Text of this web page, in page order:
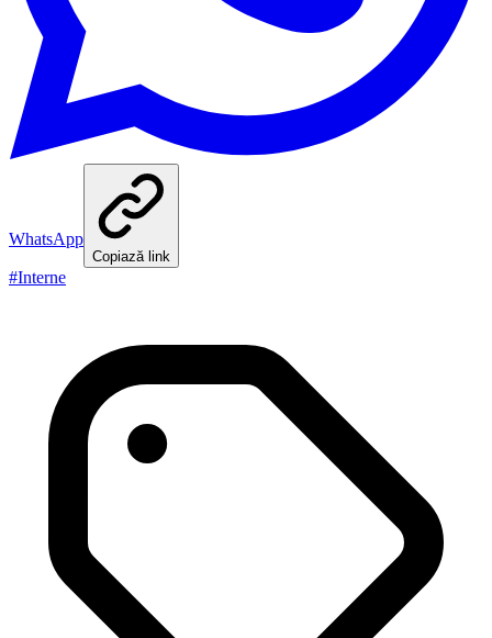
WhatsApp
Copiază link
#Interne